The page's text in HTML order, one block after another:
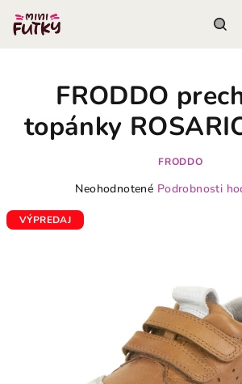
obsah
FRODDO
topánky
FRODDO
Priemerné
produktu
Neohodnotené Podrobnosti
VÝPREDAJ